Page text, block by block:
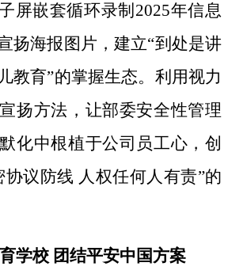
屏嵌套循环录制2025年信息
扬海报图片，建立“到处是讲
教育”的掌握生态。利用视力
扬方法，让部委安全性管理
化中根植于公司员工心，创
议防线 人权任何人有责”的
学校 团结平安中国方案